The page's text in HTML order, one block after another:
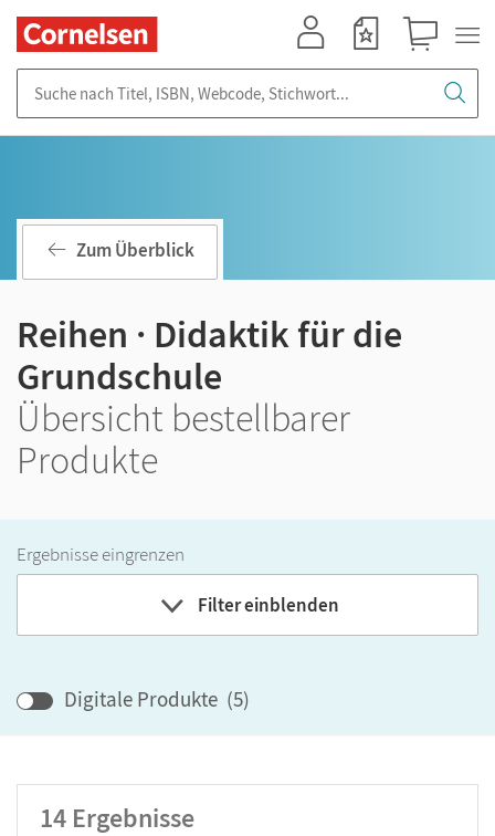
Zum Überblick
Reihen · Didaktik für die
Grundschule
Übersicht bestellbarer
Produkte
Ergebnisse eingrenzen
Filter einblenden
Klassenstufe
Digitale Produkte (5)
14 Ergebnisse